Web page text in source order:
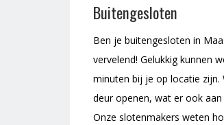
Buitengesloten
Ben je buitengesloten in
vervelend! Gelukkig kunnen
minuten bij je op locatie zijn.
deur openen, wat er ook aan
Onze slotenmakers weten